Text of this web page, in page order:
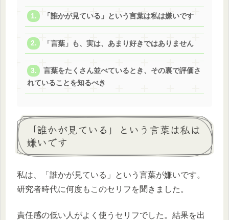
「誰かが見ている」という言葉は私は嫌いです
「言葉」も、実は、あまり好きではありません
言葉をたくさん並べているとき、その裏で評価さ
れていることを知るべき
「誰かが見ている」という言葉は私は
嫌いです
私は、「誰かが見ている」という言葉が嫌いです。
研究者時代に何度もこのセリフを聞きました。
責任感の低い人がよく使うセリフでした。結果を出